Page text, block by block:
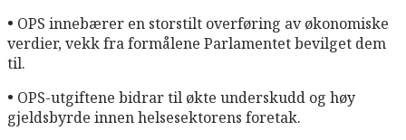
• OPS innebærer en storstilt overføring av økonomiske
verdier, vekk fra formålene Parlamentet bevilget dem
til.
• OPS-utgiftene bidrar til økte underskudd og høy
gjeldsbyrde innen helsesektorens foretak.